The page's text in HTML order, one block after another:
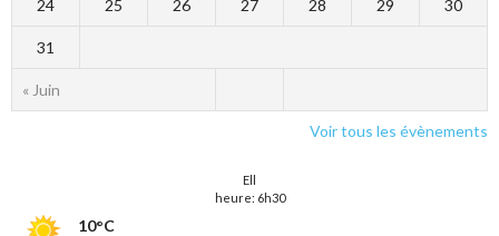
« Juin
24 25 26 27 28 29 30
31
Voir tous les évènements
Ell
heure: 6h30
10°C